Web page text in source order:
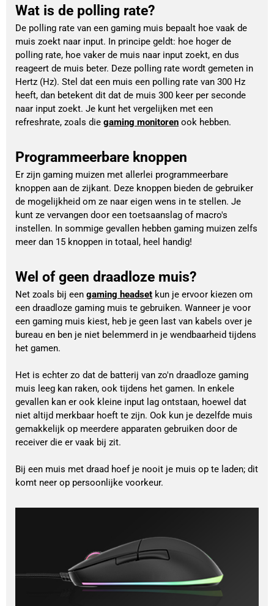
Wat is de polling rate?
De polling rate van een gaming muis bepaalt hoe vaak de
muis zoekt naar input. In principe geldt: hoe hoger de
polling rate, hoe vaker de muis naar input zoekt, en dus
reageert de muis beter. Deze polling rate wordt gemeten in
Hertz (Hz). Stel dat een muis een polling rate van 300 Hz
heeft, dan betekent dit dat de muis 300 keer per seconde
naar input zoekt. Je kunt het vergelijken met een
refreshrate, zoals die gaming monitoren ook hebben.
Programmeerbare knoppen
Er zijn gaming muizen met allerlei programmeerbare
knoppen aan de zijkant. Deze knoppen bieden de gebruiker
de mogelijkheid om ze naar eigen wens in te stellen. Je
kunt ze vervangen door een toetsaanslag of macro's
instellen. In sommige gevallen hebben gaming muizen zelfs
meer dan 15 knoppen in totaal, heel handig!
Wel of geen draadloze muis?
Net zoals bij een gaming headset kun je ervoor kiezen om
een draadloze gaming muis te gebruiken. Wanneer je voor
een gaming muis kiest, heb je geen last van kabels over je
bureau en ben je niet belemmerd in je wendbaarheid tijdens
het gamen.
Het is echter zo dat de batterij van zo'n draadloze gaming
muis leeg kan raken, ook tijdens het gamen. In enkele
gevallen kan er ook kleine input lag ontstaan, hoewel dat
niet altijd merkbaar hoeft te zijn. Ook kun je dezelfde muis
gemakkelijk op meerdere apparaten gebruiken door de
receiver die er vaak bij zit.
Bij een muis met draad hoef je nooit je muis op te laden; dit
komt neer op persoonlijke voorkeur.